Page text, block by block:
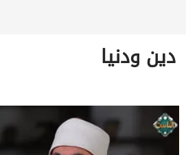
دين ودنيا